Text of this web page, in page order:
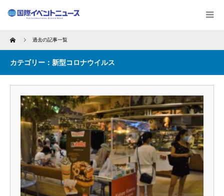
Home 過去の記事一覧
カテゴリー：新型コロナウイルス